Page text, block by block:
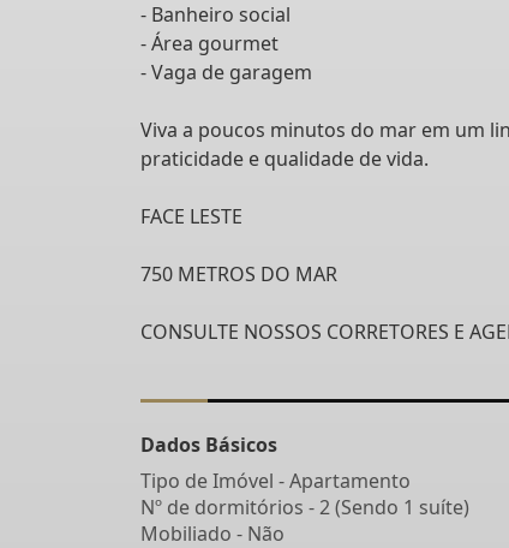
- Banheiro social
- Área gourmet
- Vaga de garagem
Viva a poucos minutos do mar em um
praticidade e qualidade de vida.
FACE LESTE
750 METROS DO MAR
CONSULTE NOSSOS CORRETORES E
Dados Básicos
Tipo de Imóvel - Apartamento
Nº de dormitórios - 2 (Sendo 1 suíte)
Mobiliado - Não